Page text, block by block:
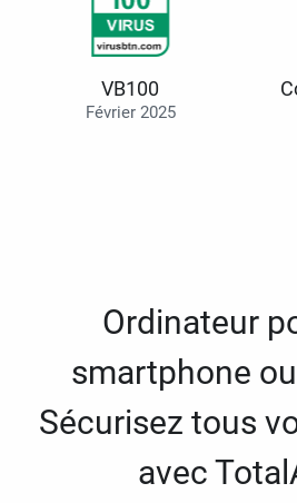
VB100
Février 2025
Ordinateur
smartphone
Sécurisez tous
avec